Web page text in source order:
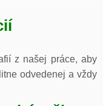
z našej práce, aby
odvedenej a vždy